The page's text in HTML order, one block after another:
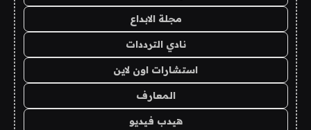
مجلة الابداع
نادي الترددات
استشارات اون لاين
المعارف
هيدب فيديو